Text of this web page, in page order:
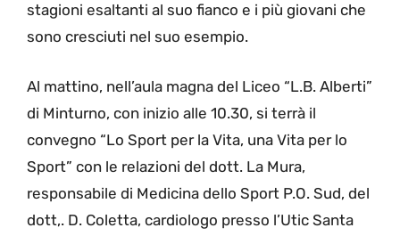
stagioni esaltanti al suo fianco e i più giovani che
sono cresciuti nel suo esempio.
Al mattino, nell’aula magna del Liceo “L.B. Alberti”
di Minturno, con inizio alle 10.30, si terrà il
convegno “Lo Sport per la Vita, una Vita per lo
Sport” con le relazioni del dott. La Mura,
responsabile di Medicina dello Sport P.O. Sud, del
dott,. D. Coletta, cardiologo presso l’Utic Santa